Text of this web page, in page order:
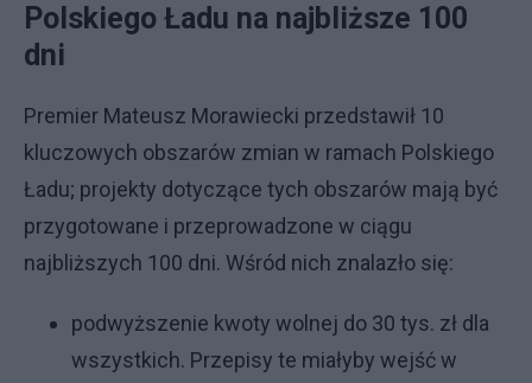
Polskiego Ładu na najbliższe 100
dni
Premier Mateusz Morawiecki przedstawił 10
kluczowych obszarów zmian w ramach Polskiego
Ładu; projekty dotyczące tych obszarów mają być
przygotowane i przeprowadzone w ciągu
najbliższych 100 dni. Wśród nich znalazło się:
podwyższenie kwoty wolnej do 30 tys. zł dla
wszystkich. Przepisy te miałyby wejść w